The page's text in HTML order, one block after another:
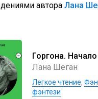
автора Лана
Горгона. Начало
Лана Шеган
Легкое чтение,
фэнтези